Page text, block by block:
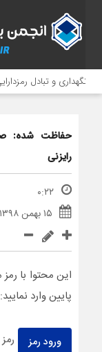
نگهداری و تبادل رمزدارایی
حفاظت شده:
رایزنی
۰:۲۲
۱۵ بهمن ۱۳۹۸
این محتوا با
پایین وارد نمایید: